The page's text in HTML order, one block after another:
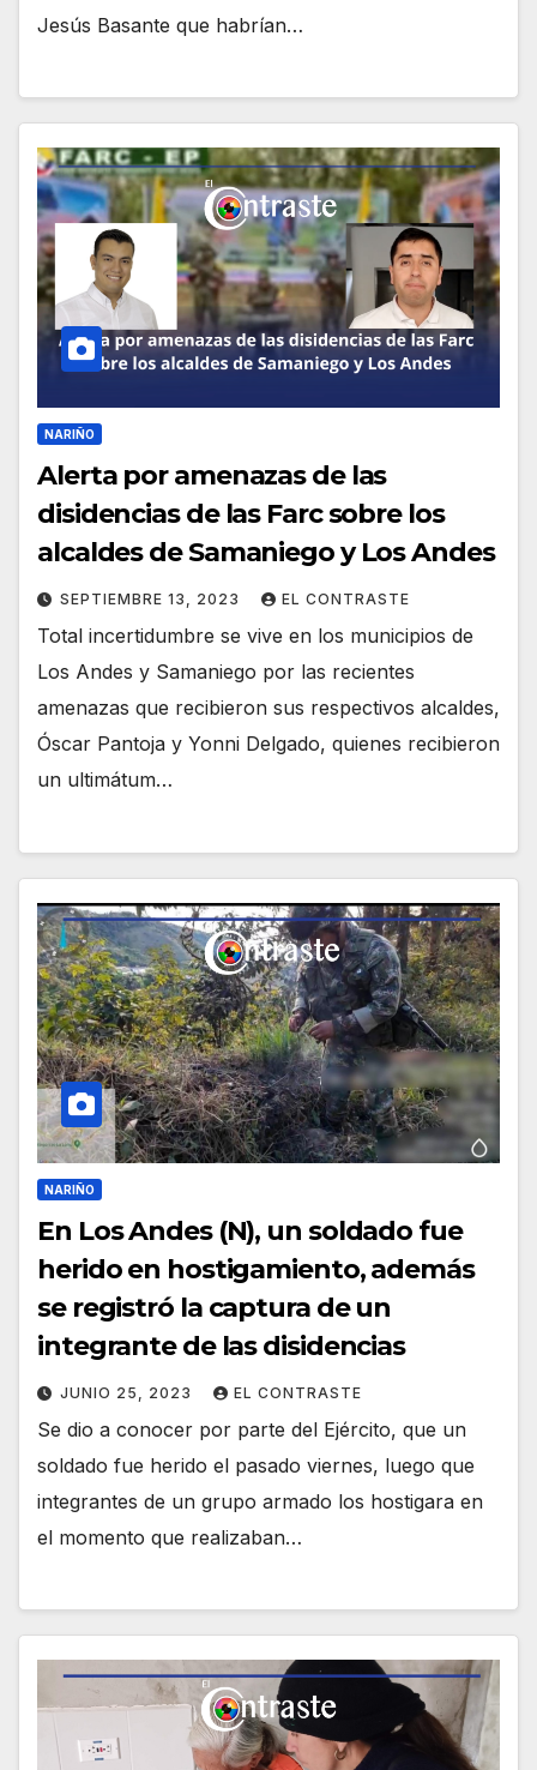
Jesús Basante que habrían…
NARIÑO
Alerta por amenazas de las
disidencias de las Farc sobre los
alcaldes de Samaniego y Los Andes
SEPTIEMBRE 13, 2023 EL CONTRASTE
Total incertidumbre se vive en los municipios de
Los Andes y Samaniego por las recientes
amenazas que recibieron sus respectivos alcaldes,
Óscar Pantoja y Yonni Delgado, quienes recibieron
un ultimátum…
NARIÑO
En Los Andes (N), un soldado fue
herido en hostigamiento, además
se registró la captura de un
integrante de las disidencias
JUNIO 25, 2023 EL CONTRASTE
Se dio a conocer por parte del Ejército, que un
soldado fue herido el pasado viernes, luego que
integrantes de un grupo armado los hostigara en
el momento que realizaban…